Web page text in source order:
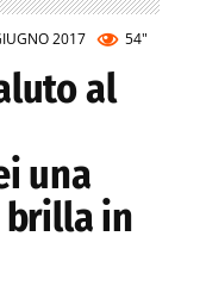
2017 54"
al
una
brilla in